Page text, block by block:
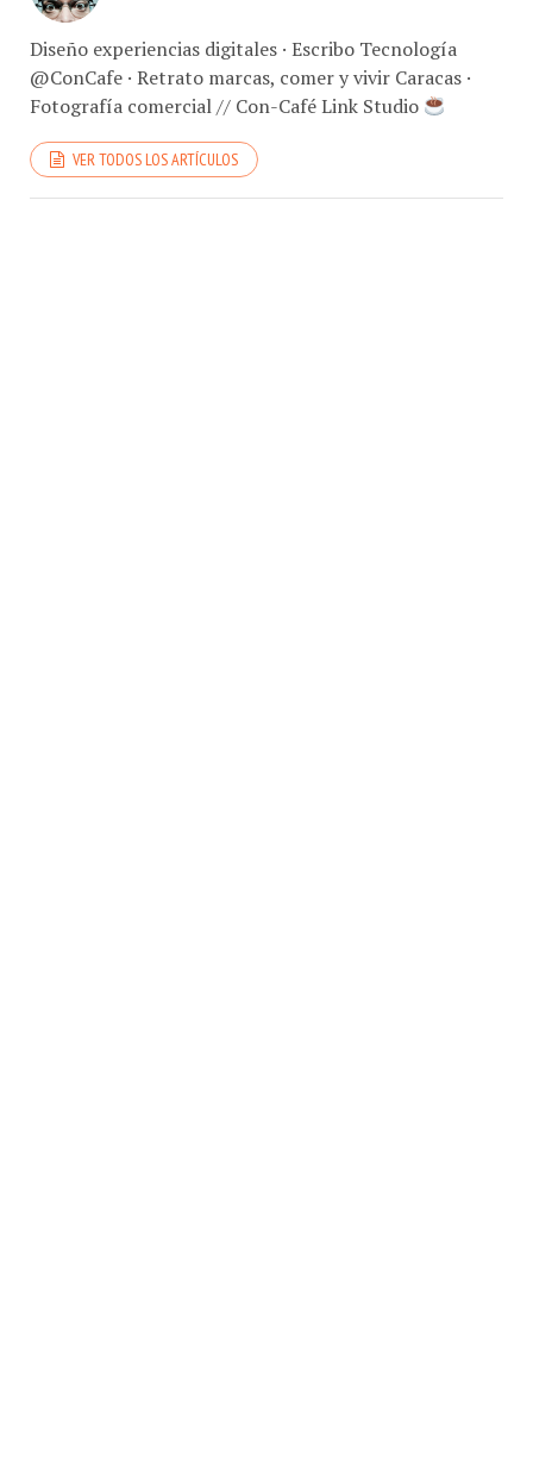
Diseño experiencias digitales · Escribo Tecnología
@ConCafe · Retrato marcas, comer y vivir Caracas ·
Fotografía comercial // Con-Café Link Studio